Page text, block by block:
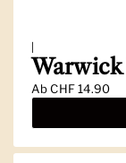
|
Warwick
AbCHF 14.90